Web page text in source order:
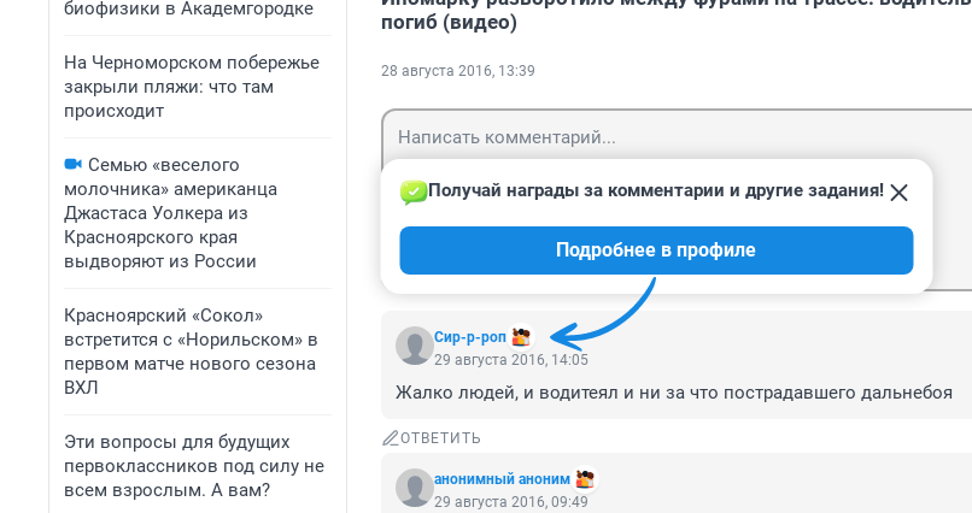
биофизики в Академгородке
На Черноморском побережье
закрыли пляжи: что там
происходит
Семью «веселого
молочника» американца
Джастаса Уолкера из
Красноярского края
выдворяют из России
Красноярский «Сокол»
встретится с «Норильском» в
первом матче нового сезона
ВХЛ
Эти вопросы для будущих
первоклассников под силу не
всем взрослым. А вам?
погиб (видео)
28 августа 2016, 13:39
Сир-р-роп
Получай награды за комментарии и другие задания!
Подробнее в профиле
29 августа 2016, 14:05
Жалко людей, и водитеял и ни за что пострадавшего дальнебоя
ОТВЕТИТЬ
анонимный аноним
29 августа 2016, 09:49